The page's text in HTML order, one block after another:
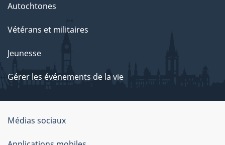
Autochtones
Vétérans et militaires
Jeunesse
Gérer les événements de la vie
Organisation
du
Médias sociaux